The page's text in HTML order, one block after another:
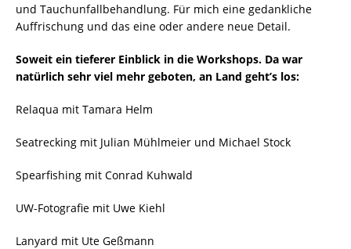
und Tauchunfallbehandlung. Für mich eine gedankliche
Auffrischung und das eine oder andere neue Detail.
Soweit ein tieferer Einblick in die Workshops. Da war
natürlich sehr viel mehr geboten, an Land geht’s los:
Relaqua mit Tamara Helm
Seatrecking mit Julian Mühlmeier und Michael Stock
Spearfishing mit Conrad Kuhwald
UW-Fotografie mit Uwe Kiehl
Lanyard mit Ute Geßmann